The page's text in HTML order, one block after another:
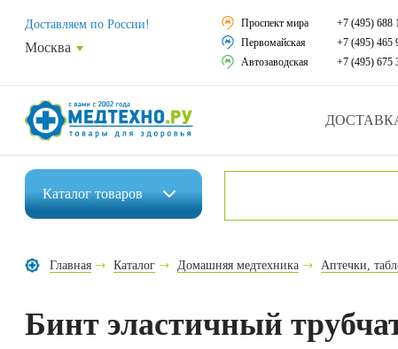
Средства
Средства по
Домашняя
Уникальные и
Доставляем по России!
Москва
Проспект мира
+7 (495) 688
Первомайская
+7 (495) 465
Автозаводская
+7 (495) 675
Каталогтоваров
Средства по уходу за больными
Главная Каталог Домашняя медтехника Аптечки,
Бинт эластичный